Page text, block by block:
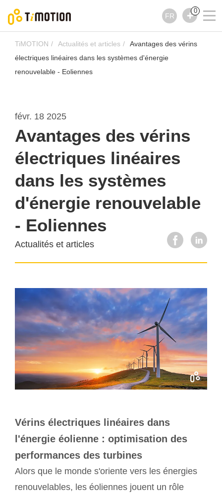
FR
0
TiMOTION Actualités et articles
Avantages des vérins
électriques linéaires dans les systèmes d'énergie
renouvelable - Eoliennes
févr. 18 2025
Avantages des vérins
électriques linéaires
dans les systèmes
d'énergie renouvelable
- Eoliennes
Actualités et articles
Vérins électriques linéaires dans
l'énergie éolienne : optimisation des
performances des turbines
Alors que le monde s'oriente vers les énergies
renouvelables, les éoliennes jouent un rôle